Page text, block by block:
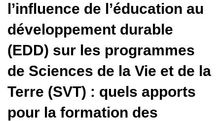
l’influence de l’éducation au
développement durable
(EDD) sur les programmes
de Sciences de la Vie et de la
Terre (SVT) : quels apports
pour la formation des